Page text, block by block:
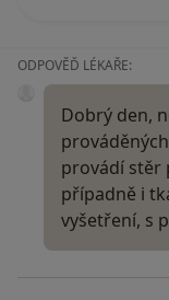
ODPOVĚĎ LÉKAŘE:
Dobrý den,
provádí stěr
případně i
vyšetření, s